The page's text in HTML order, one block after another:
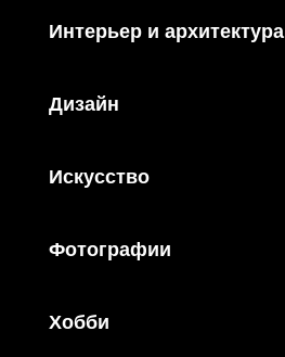
Интерьер и архитектура
Дизайн
Искусство
Фотографии
Хобби